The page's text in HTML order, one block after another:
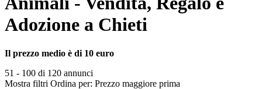
Adozione a Chieti
Il prezzo medio è di 10 euro
51 - 100 di 120 annunci
Mostra filtri Ordina per: Prezzo maggiore prima